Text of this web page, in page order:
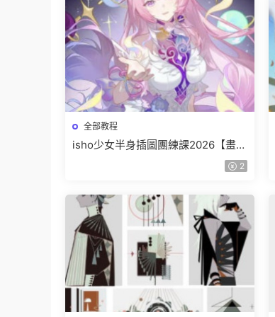
全部教程
isho少女半身插圖團練課2026【畫質
2